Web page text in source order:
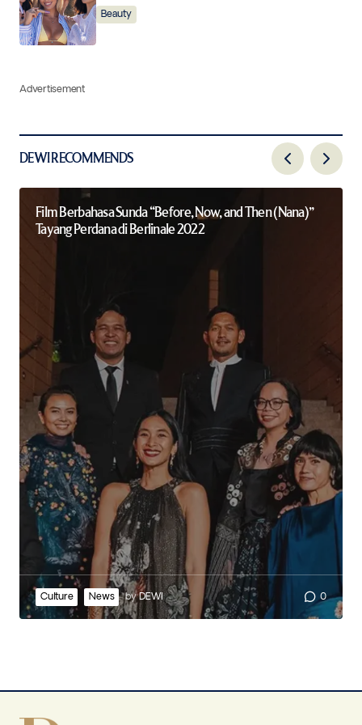
Beauty
Advertisement
DEWI RECOMMENDS
Film Berbahasa Sunda “Before, Now, and Then (Nana)”
Tayang Perdana di Berlinale 2022
Culture News byDEWI 0